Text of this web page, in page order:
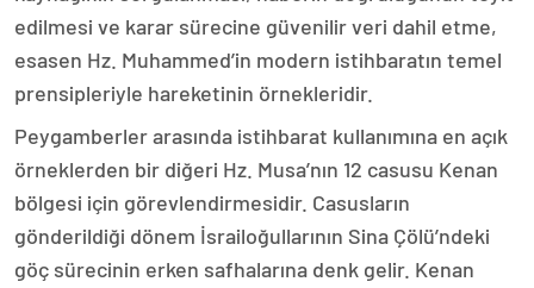
edilmesi ve karar sürecine güvenilir veri dahil etme,
esasen Hz. Muhammed’in modern istihbaratın temel
prensipleriyle hareketinin örnekleridir.
Peygamberler arasında istihbarat kullanımına en açık
örneklerden bir diğeri Hz. Musa’nın 12 casusu Kenan
bölgesi için görevlendirmesidir. Casusların
gönderildiği dönem İsrailoğullarının Sina Çölü’ndeki
göç sürecinin erken safhalarına denk gelir. Kenan